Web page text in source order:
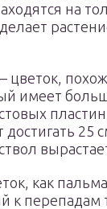
на
цветок,
имеет
25
как
к перепадам